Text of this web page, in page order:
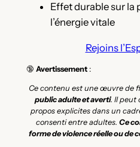
Effet durable sur la
l’énergie vitale
Rejoins
🔞 Avertissement:
Ce contenu est une œuvre de
public adulte et averti. Il peut
propos explicites dans un
consenti entre adultes. Ce
forme de violence réelle ou de